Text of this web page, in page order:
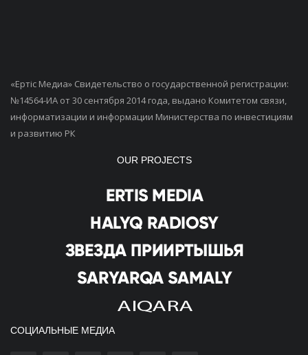
«Ертiс Медиа» Свидетельство о государственной регистрации:
№14564-ИА от 30 сентября 2014 года, выдано Комитетом связи,
информатизации и информации Министерства по инвестициям
и развитию РК
OUR PROJECTS
СОЦИАЛЬНЫЕ МЕДИА